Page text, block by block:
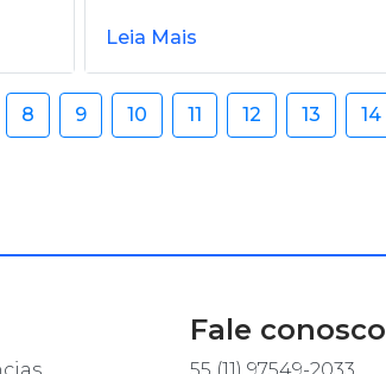
Leia Mais
8 9 10 11 12 13 14
Fale conosco